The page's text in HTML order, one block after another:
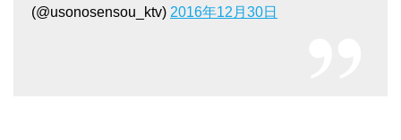
(@usonosensou_ktv) 2016年12月30日